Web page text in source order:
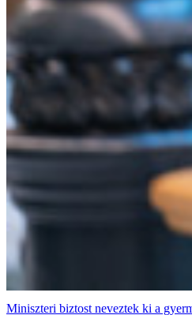
Miniszteri biztost neveztek ki a